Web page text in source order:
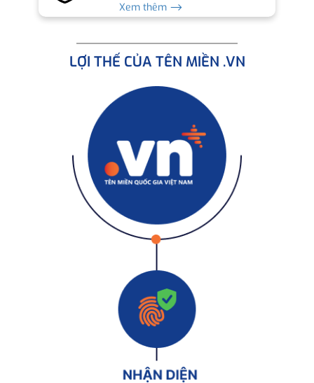
Xem thêm ⟶
LỢI THẾ CỦA TÊN MIỀN .VN